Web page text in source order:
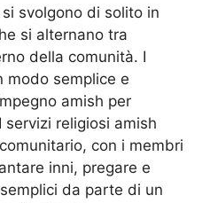
svolgono di solito in
si alternano tra
della comunità. I
modo semplice e
amish per
servizi religiosi amish
con i membri
inni, pregare e
da parte di un